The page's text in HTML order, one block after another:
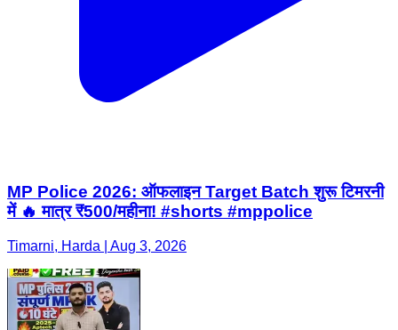
MP Police 2026: ऑफलाइन Target Batch शुरू टिमरनी
में 🔥 मात्र ₹500/महीना! #shorts #mppolice
Timarni, Harda | Aug 3, 2026